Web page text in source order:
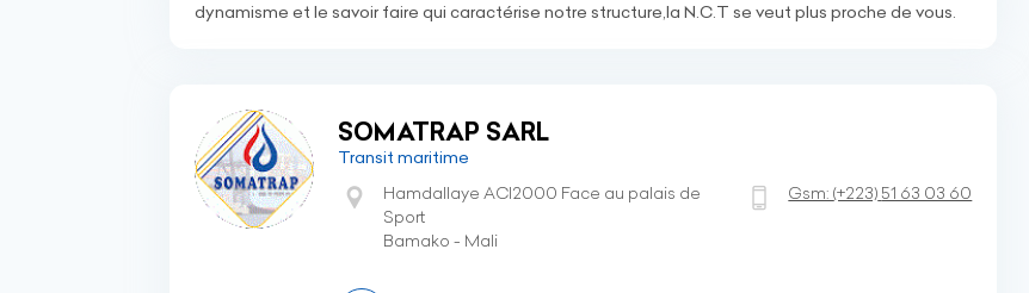
dynamisme et le savoir faire qui caractérise notre structure,la N.C.T se veut plus proche de vous.
SOMATRAP SARL
Transit maritime
Hamdallaye ACI2000 Face au palais de
Sport
Bamako - Mali
Gsm:(+223) 51 63 03 60